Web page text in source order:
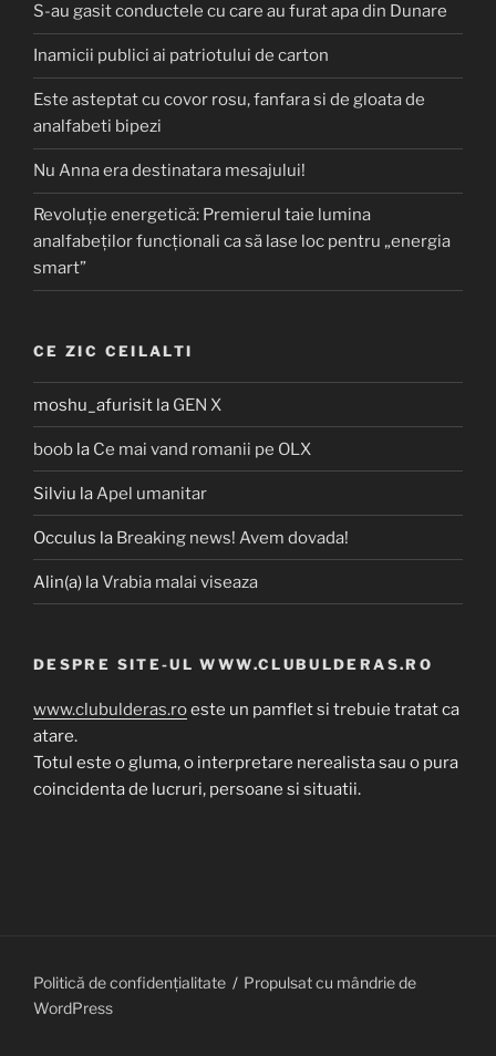
S-au gasit conductele cu care au furat apa din Dunare
Inamicii publici ai patriotului de carton
Este asteptat cu covor rosu, fanfara si de gloata de
analfabeti bipezi
Nu Anna era destinatara mesajului!
Revoluție energetică: Premierul taie lumina
analfabeților funcționali ca să lase loc pentru „energia
smart”
CE ZIC CEILALTI
moshu_afurisit la GEN X
boob la Ce mai vand romanii pe OLX
Silviu laApel umanitar
Occulus la Breaking news! Avem dovada!
Alin(a) laVrabia malai viseaza
DESPRE SITE-UL WWW.CLUBULDERAS.RO
www.clubulderas.roeste un pamflet si trebuie tratat ca
atare.
Totul este o gluma, o interpretare nerealista sau o pura
coincidenta de lucruri, persoane si situatii.
Politică de confidențialitate
Propulsat cu mândrie de
WordPress